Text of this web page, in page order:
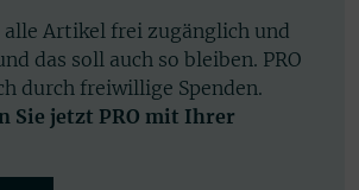
alle Artikel frei zugänglich und
das soll auch so bleiben. PRO
durch freiwillige Spenden.
Sie jetzt PRO mit Ihrer